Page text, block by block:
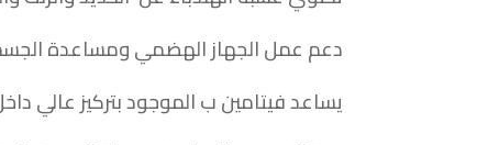
دعم عمل الجهاز الهضمي ومساعدة
يساعد فيتامين ب الموجود بتركيز عالي